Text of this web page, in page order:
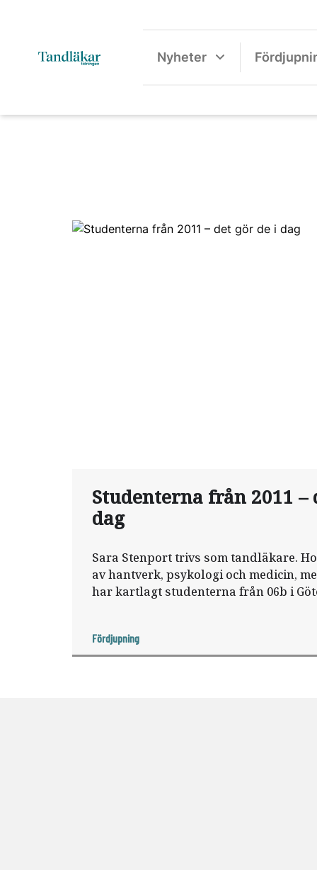
Nyheter
Studenterna från 2011 –
dag
Sara Stenport trivs som tandläkare.
av hantverk, psykologi och medicin,
har kartlagt studenterna från 06b i
Fördjupning